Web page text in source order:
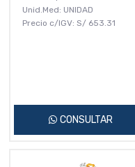
Unid.Med: UNIDAD
Precio c/IGV: S/ 653.31
CONSULTAR